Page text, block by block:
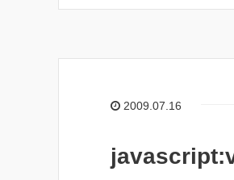
2009.07.16